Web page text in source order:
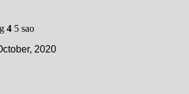
4 5 sao
2020